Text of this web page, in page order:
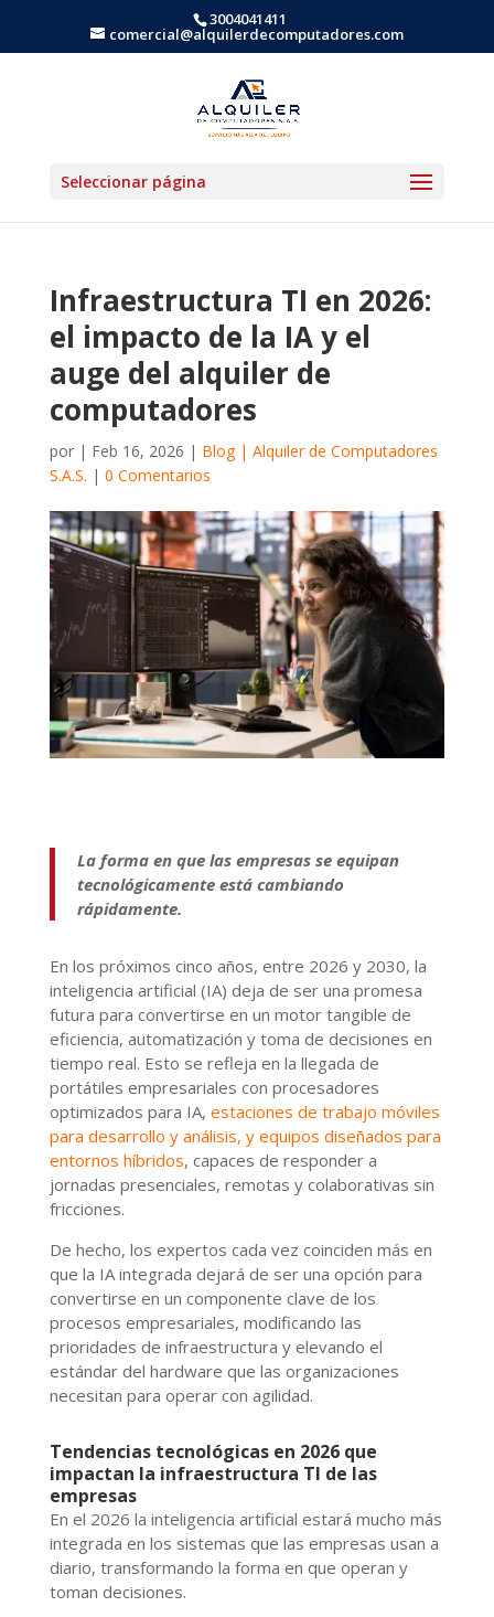
3004041411
comercial@alquilerdecomputadores.com
Seleccionar página
Infraestructura TI en 2026:
el impacto de la IA y el
auge del alquiler de
computadores
por | Feb 16, 2026 | Blog | Alquiler de Computadores
S.A.S. | 0 Comentarios
La forma en que las empresas se equipan
tecnológicamente está cambiando
rápidamente.
En los próximos cinco años, entre 2026 y 2030, la
inteligencia artificial (IA) deja de ser una promesa
futura para convertirse en un motor tangible de
eficiencia, automatización y toma de decisiones en
tiempo real. Esto se refleja en la llegada de
portátiles empresariales con procesadores
optimizados para IA, estaciones de trabajo móviles
para desarrollo y análisis, y equipos diseñados para
entornos híbridos, capaces de responder a
jornadas presenciales, remotas y colaborativas sin
fricciones.
De hecho, los expertos cada vez coinciden más en
que la IA integrada dejará de ser una opción para
convertirse en un componente clave de los
procesos empresariales, modificando las
prioridades de infraestructura y elevando el
estándar del hardware que las organizaciones
necesitan para operar con agilidad.
Tendencias tecnológicas en 2026 que
impactan la infraestructura TI de las
empresas
En el 2026 la inteligencia artificial estará mucho más
integrada en los sistemas que las empresas usan a
diario, transformando la forma en que operan y
toman decisiones.